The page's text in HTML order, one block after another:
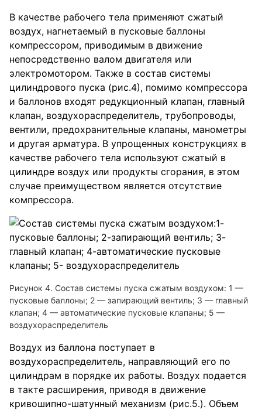
В качестве рабочего тела применяют сжатый
воздух, нагнетаемый в пусковые баллоны
компрессором, приводимым в движение
непосредственно валом двигателя или
электромотором. Также в состав системы
цилиндрового пуска (рис.4), помимо компрессора
и баллонов входят редукционный клапан, главный
клапан, воздухораспределитель, трубопроводы,
вентили, предохранительные клапаны, манометры
и другая арматура. В упрощенных конструкциях в
качестве рабочего тела используют сжатый в
цилиндре воздух или продукты сгорания, в этом
случае преимуществом является отсутствие
компрессора.
Рисунок 4. Состав системы пуска сжатым воздухом: 1 —
пусковые баллоны; 2 — запирающий вентиль; 3 — главный
клапан; 4 — автоматические пусковые клапаны; 5 —
воздухораспределитель
Воздух из баллона поступает в
воздухораспределитель, направляющий его по
цилиндрам в порядке их работы. Воздух подается
в такте расширения, приводя в движение
кривошипно-шатунный механизм (рис.5.). Объем